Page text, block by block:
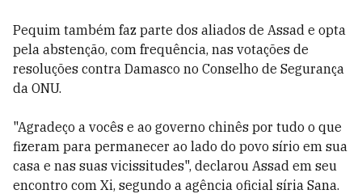
Pequim também faz parte dos aliados de Assad e opta
pela abstenção, com frequência, nas votações de
resoluções contra Damasco no Conselho de Segurança
da ONU.
"Agradeço a vocês e ao governo chinês por tudo o que
fizeram para permanecer ao lado do povo sírio em sua
casa e nas suas vicissitudes", declarou Assad em seu
encontro com Xi, segundo a agência oficial síria Sana.